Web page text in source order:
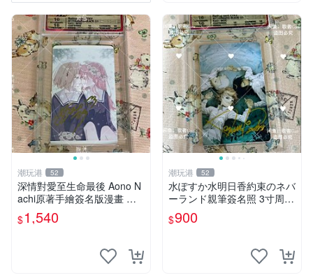
潮玩港 52
深情對愛至生命最後 Aono N
achi原著手繪簽名版漫畫 親
筆簽名限定收藏 命終不渝之
戀情 漫畫珍藏品
$1,540
潮玩港 52
水ぽすか水明日香約束のネバ
ーランド親筆簽名照 3寸周邊
照片 面簽正品 簽名照周邊
$900